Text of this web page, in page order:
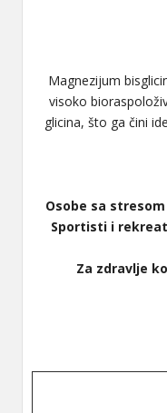
Magnezijum
visoko
glicina, što ga čini
Osobe sa
Sportisti i
Za zdravlje